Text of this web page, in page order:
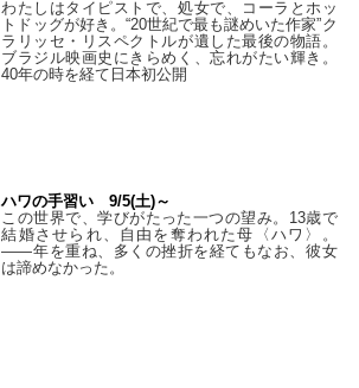
わたしはタイピストで、処⼥で、コーラとホッ
トドッグが好き。“20世紀で最も謎めいた作家”ク
ラリッセ・リスペクトルが遺した最後の物語。
ブラジル映画史にきらめく、忘れがたい輝き。
40年の時を経て⽇本初公開
ハワの手習い 9/5(土)～
この世界で、学びがたった一つの望み。13歳で
結婚させられ、自由を奪われた母〈ハワ〉。
——年を重ね、多くの挫折を経てもなお、彼女
は諦めなかった。